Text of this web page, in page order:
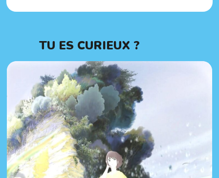
TU ES CURIEUX ?